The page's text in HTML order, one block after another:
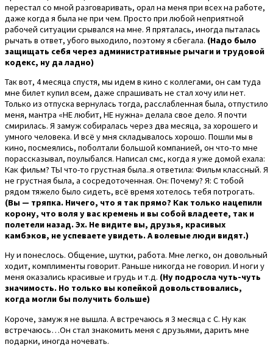
перестал со мной разговаривать, орал на меня при всех на работе,
даже когда я была не при чем. Просто при любой неприятной
рабочей ситуации срывался на мне. Я пряталась, иногда пыталась
рычать в ответ, убого выходило, поэтому я сбегала. (Надо было
защищать себя через административные рычаги и трудовой
кодекс, ну да ладно)
Так вот, 4 месяца спустя, мы идем в кино с коллегами, он сам туда
мне билет купил всем, даже спрашивать не стал хочу или нет.
Только из отпуска вернулась тогда, расслабленная была, отпустило
меня, мантра «НЕ любит, НЕ нужна» делала свое дело. Я почти
смирилась. Я замуж собиралась через два месяца, за хорошего и
умного человека. И всё у мня складывалось хорошо. Пошли мы в
кино, посмеялись, поболтали большой компанией, он что-то мне
порассказывал, поулыбался. Написал смс, когда я уже домой ехала:
Как фильм? ТЫ что-то грустная была..я ответила: Фильм классный. Я
не грустная была, а сосредоточенная. Он: Почему? Я: С тобой
рядом тяжело было сидеть, всё время хотелось тебя потрогать.
(Вы — тряпка. Ничего, что я так прямо? Как только нацепили
корону, что воля у вас кремень и вы собой владеете, так и
полетели назад. Эх. Не видите вы, друзья, красивых
камбэков, не успеваете увидеть. А волевые люди видят.)
Ну и понеслось. Общение, шутки, работа. Мне легко, он довольный
ходит, комплименты говорит. Раньше никогда не говорил. И ноги у
меня оказались красивые и грудь и т.д. (Ну подросла чуть-чуть
значимость. Но только вы копейкой довольствовались,
когда могли бы получить больше)
Короче, замуж я не вышла. А встречаюсь я 3 месяца с С. Ну как
встречаюсь…Он стал знакомить меня с друзьями, дарить мне
подарки, иногда ночевать.